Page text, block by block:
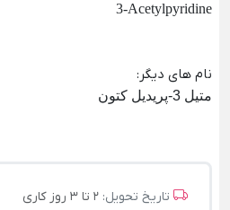
3-Acetylpyridine
نام های دیگر :
متیل 3-پریدیل کتون
تاریخ تحویل: 2 تا 3 روز کاری